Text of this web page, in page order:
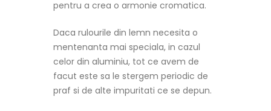
pentru a crea o armonie cromatica.
Daca rulourile din lemn necesita o
mentenanta mai speciala, in cazul
celor din aluminiu, tot ce avem de
facut este sa le stergem periodic de
praf si de alte impuritati ce se depun.